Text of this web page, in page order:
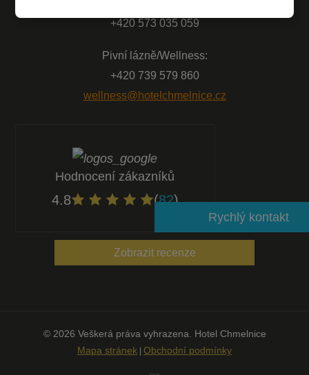
Rychlý kontakt
+420 573 035 059
Pivní lázně/Wellness:
+420 739 579 860
wellness@hotelchmelnice.cz
Hodnocení zákazníků
4.8 (82)
Zobrazit recenze
© 2026 Veškerá práva vyhrazena. Hotel Chmelnice
Mapa stránek Obchodní podmínky